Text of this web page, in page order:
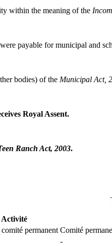
within the meaning of the
payable for municipal and
bodies) of the Municipal Act,
Royal Assent.
Ranch Act, 2003.
Activité
permanent Comité
-